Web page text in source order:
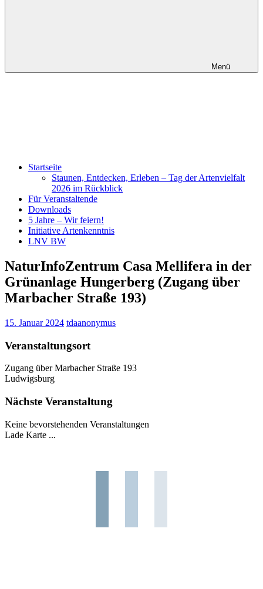
Menü
Startseite
Staunen, Entdecken, Erleben – Tag der Artenvielfalt
2026 im Rückblick
Für Veranstaltende
Downloads
5 Jahre – Wir feiern!
Initiative Artenkenntnis
LNV BW
NaturInfoZentrum Casa Mellifera in der
Grünanlage Hungerberg (Zugang über
Marbacher Straße 193)
15. Januar 2024 tdaanonymus
Veranstaltungsort
Zugang über Marbacher Straße 193
Ludwigsburg
Nächste Veranstaltung
Keine bevorstehenden Veranstaltungen
Lade Karte ...